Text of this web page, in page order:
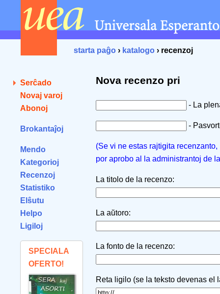
starta paĝo › katalogo › recenzoj
Serĉado
Novaj varoj
Abonoj
Brokantaĵoj
Mendo
Kategorioj
Recenzoj
Statistiko
Elŝutu
Helpo
Ligiloj
SPECIALA
OFERTO!
Nova recenzo pri
- La
-
(Se vi ne estas rajtigita
por aprobo al la administrantoj de
La titolo de la recenzo:
La aŭtoro:
La fonto de la recenzo:
Reta ligilo (se la teksto devenas el